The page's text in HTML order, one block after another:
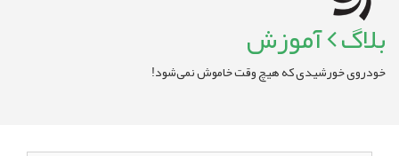
بلاگ آموزش
خودروی خورشیدی که هیچ وقت خاموش نمی‌شود!